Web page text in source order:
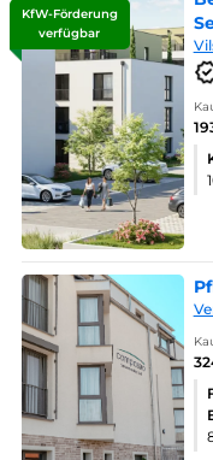
KfW-Förderung
verfügbar